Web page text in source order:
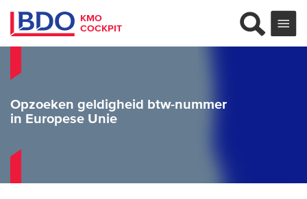
KMO
COCKPIT
Opzoeken geldigheid btw-nummer
in Europese Unie